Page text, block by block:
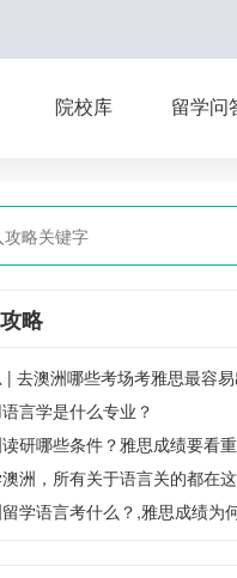
院校库 留学问
略
| 去澳洲哪些考场考雅思最容易
言学是什么专业？
研哪些条件？雅思成绩要看重
洲，所有关于语言关的都在
学语言考什么？,雅思成绩为何渐成